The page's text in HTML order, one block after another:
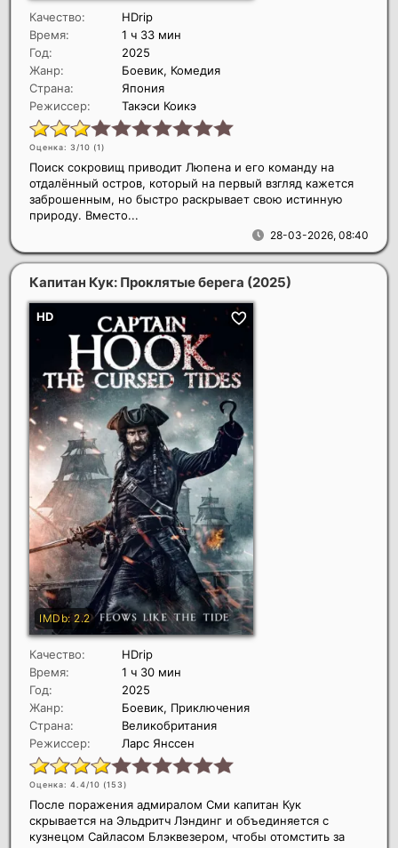
Качество:
HDrip
Время:
1 ч 33 мин
Год:
2025
Жанр:
Боевик, Комедия
Страна:
Япония
Режиссер:
Такэси Коикэ
Оценка: 3/10 (1)
28-03-2026, 08:40
Поиск сокровищ приводит Люпена и его команду на
отдалённый остров, который на первый взгляд кажется
заброшенным, но быстро раскрывает свою истинную
природу. Вместо...
Капитан Кук: Проклятые берега (2025)
Качество:
HDrip
Время:
1 ч 30 мин
Год:
2025
Жанр:
Боевик, Приключения
Страна:
Великобритания
Режиссер:
Ларс Янссен
Оценка: 4.4/10 (153)
После поражения адмиралом Сми капитан Кук
скрывается на Эльдритч Лэндинг и объединяется с
кузнецом Сайласом Блэквезером, чтобы отомстить за